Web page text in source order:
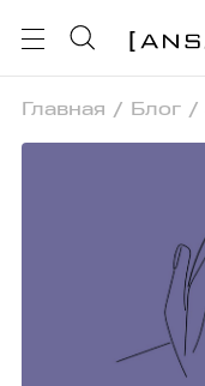
Главная Блог